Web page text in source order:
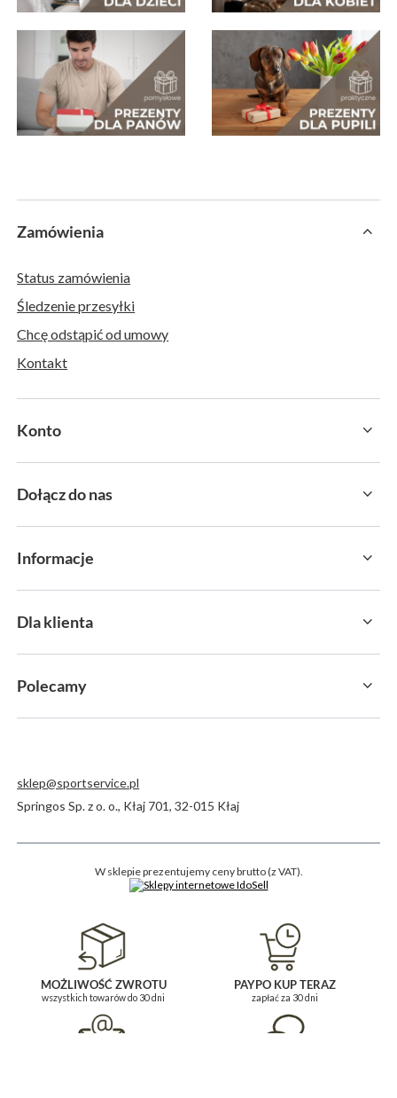
Zamówienia
Status zamówienia
Śledzenie przesyłki
Chcę odstąpić od umowy
Kontakt
Konto
Dołącz do nas
Informacje
Dla klienta
Polecamy
sklep@sportservice.pl
Springos Sp. z o. o., Kłaj 701,32-015 Kłaj
W sklepie prezentujemy ceny brutto (z VAT).
MOŻLIWOŚĆ ZWROTU
wszystkich towarów do 30 dni
PAYPO KUP TERAZ
zapłać za 30 dni